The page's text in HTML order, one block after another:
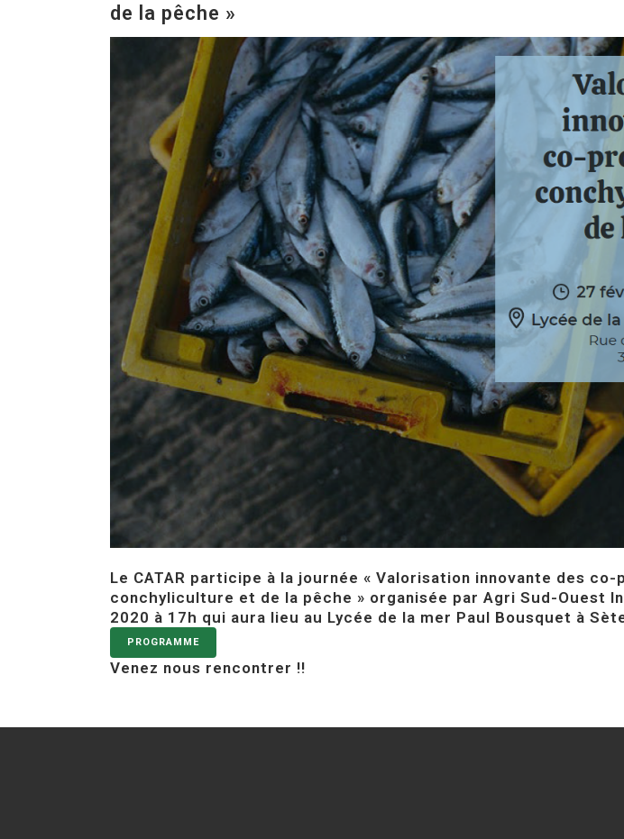
de la pêche »
Le CATAR participe à la journée « Valorisation innovante des
conchyliculture et de la pêche » organisée par Agri Sud-Ouest
2020 à 17h qui aura lieu au Lycée de la mer Paul Bousquet à
PROGRAMME
Venez nous rencontrer !!